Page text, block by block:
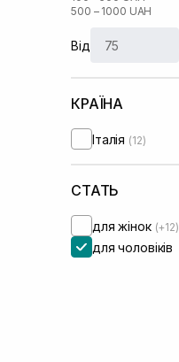
500 – 1000 UAH
Від
КРАЇНА
Італія (12)
СТАТЬ
для жінок (+12)
для чоловіків